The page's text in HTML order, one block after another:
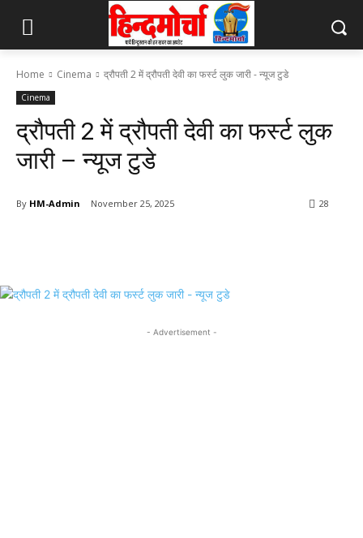
Home Cinema द्रौपती 2 में द्रौपती देवी का फर्स्ट लुक जारी - न्यूज टुडे
Cinema
द्रौपती 2 में द्रौपती देवी का फर्स्ट लुक
जारी – न्यूज टुडे
By HM-Admin November 25, 2025 28
- Advertisement -